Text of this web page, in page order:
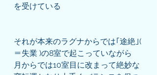
を受けている
それが本来のラグナからでは｢途絶｣(
＝失業 )の8室で起こっていながら
月からでは10室目に改まって絶妙な